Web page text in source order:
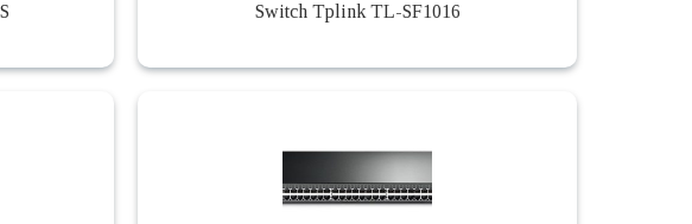
Switch Tplink TL-SF1016